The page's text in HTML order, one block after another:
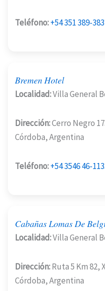
Teléfono:+54 351 389-
Bremen Hotel
Localidad:Villa General
Dirección:Cerro Negro
Córdoba, Argentina
Teléfono:+54 3546 46-
Cabañas Lomas De
Localidad:Villa General
Dirección:Ruta 5 Km 82,
Córdoba, Argentina